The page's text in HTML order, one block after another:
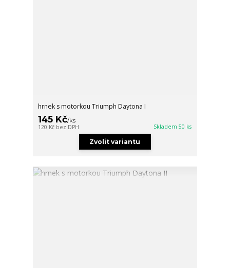
hrnek s motorkou Triumph Daytona I
145 Kč/ks
120 Kč bez DPH Skladem 50 ks
Zvolit variantu